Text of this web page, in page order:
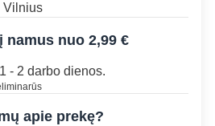
Vilnius
namus nuo 2,99 €
- 2 darbo dienos.
apie prekę?